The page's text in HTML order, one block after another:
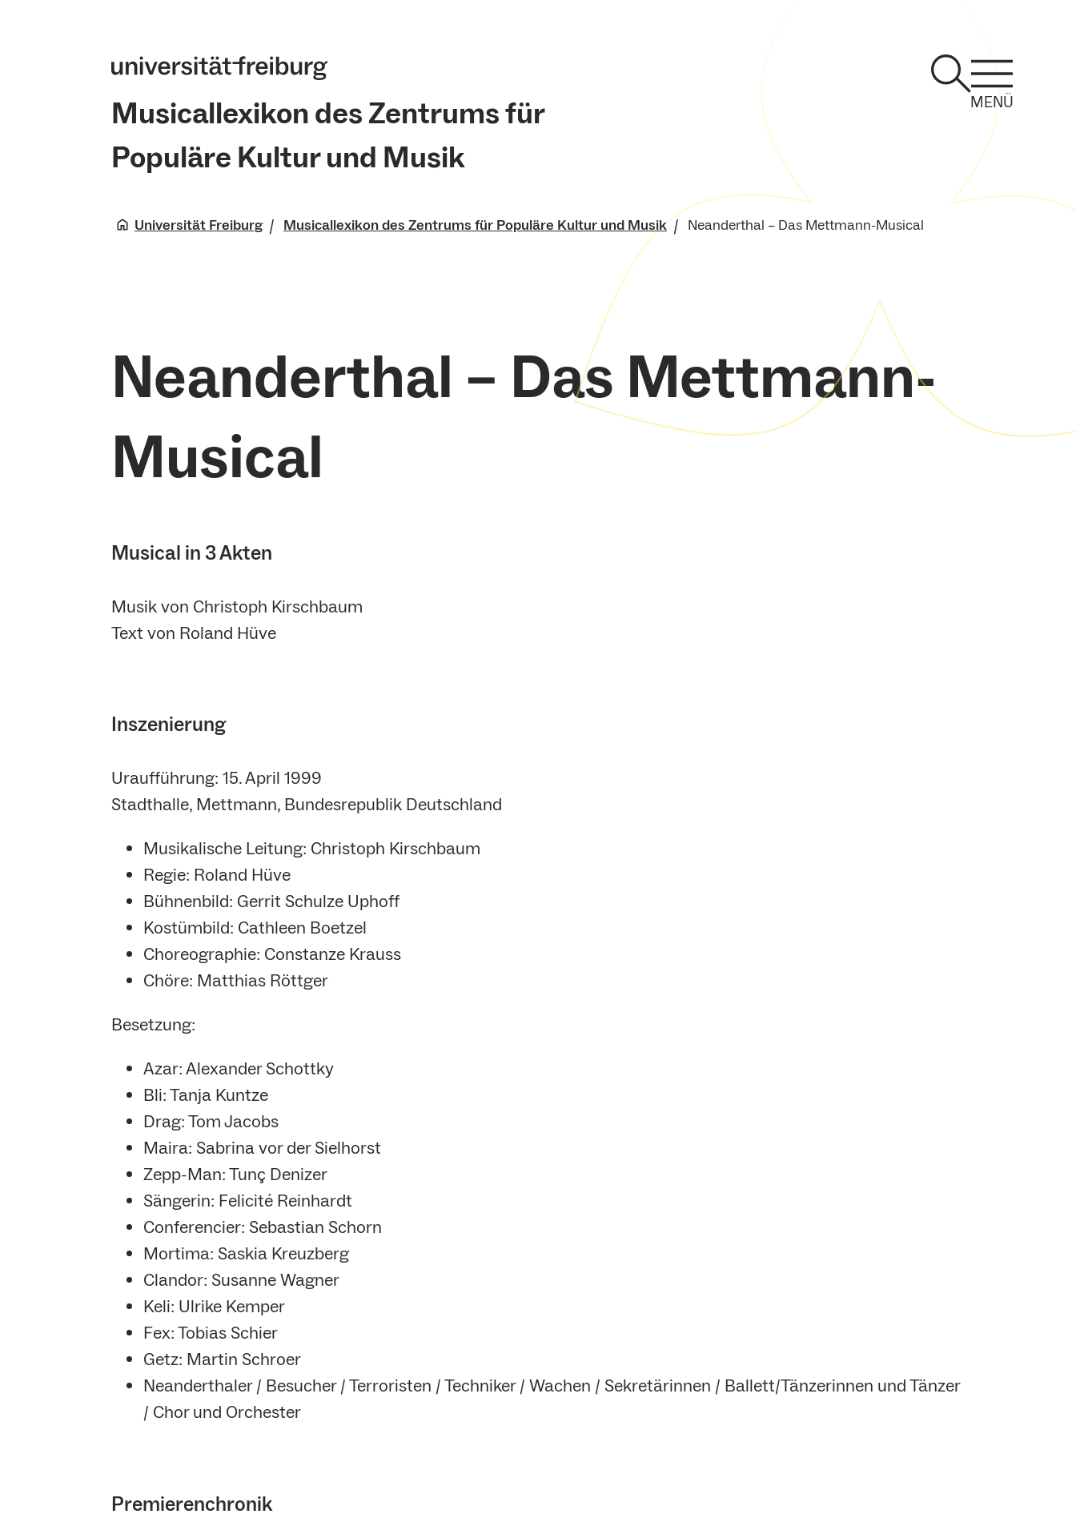
Musicallexikon des Zentrums für
Populäre Kultur und Musik
MENÜ
Universität Freiburg Musicallexikon des Zentrums für Populäre Kultur und Musik Neanderthal – Das Mettmann-Musical
Neanderthal – Das Mettmann-
Musical
Musical in 3 Akten
Musik von Christoph Kirschbaum
Text von Roland Hüve
Inszenierung
Uraufführung: 15. April 1999
Stadthalle, Mettmann, Bundesrepublik Deutschland
Musikalische Leitung: Christoph Kirschbaum
Regie: Roland Hüve
Bühnenbild: Gerrit Schulze Uphoff
Kostümbild: Cathleen Boetzel
Choreographie: Constanze Krauss
Chöre: Matthias Röttger
Besetzung:
Azar: Alexander Schottky
Bli: Tanja Kuntze
Drag: Tom Jacobs
Maira: Sabrina vor der Sielhorst
Zepp-Man: Tunç Denizer
Sängerin: Felicité Reinhardt
Conferencier: Sebastian Schorn
Mortima: Saskia Kreuzberg
Clandor: Susanne Wagner
Keli: Ulrike Kemper
Fex: Tobias Schier
Getz: Martin Schroer
Neanderthaler / Besucher / Terroristen / Techniker / Wachen / Sekretärinnen / Ballett/Tänzerinnen und Tänzer
/ Chor und Orchester
Premierenchronik